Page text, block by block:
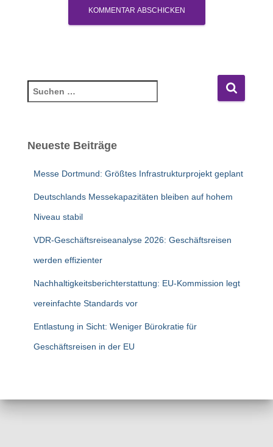
u
eNeueste Beiträge
Messe Dortmund: Größtes Infrastrukturprojekt geplant
Deutschlands Messekapazitäten bleiben auf hohem
Niveau stabil
VDR-Geschäftsreiseanalyse 2026: Geschäftsreisen
werden effizienter
Nachhaltigkeitsberichterstattung: EU-Kommission legt
vereinfachte Standards vor
Entlastung in Sicht: Weniger Bürokratie für
Geschäftsreisen in der EU